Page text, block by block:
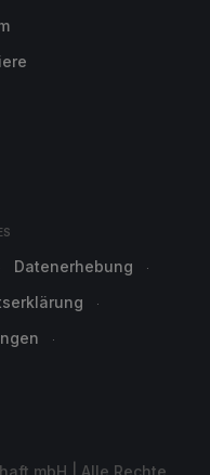
Datenerhebung
mbH | Alle Rechte